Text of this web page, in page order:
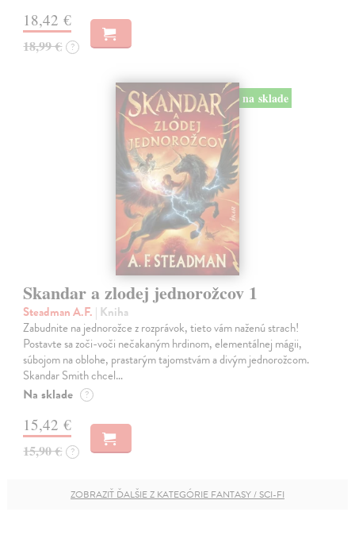
18,42 €
18,99 € ?
na sklade
Skandar a zlodej jednorožcov 1
Steadman A.F. | Kniha
Zabudnite na jednorožce z rozprávok, tieto vám naženú strach!
Postavte sa zoči-voči nečakaným hrdinom, elementálnej mágii,
súbojom na oblohe, prastarým tajomstvám a divým jednorožcom.
Skandar Smith chcel…
Na sklade ?
15,42 €
15,90 € ?
ZOBRAZIŤ ĎALŠIE Z KATEGÓRIE FANTASY / SCI-FI